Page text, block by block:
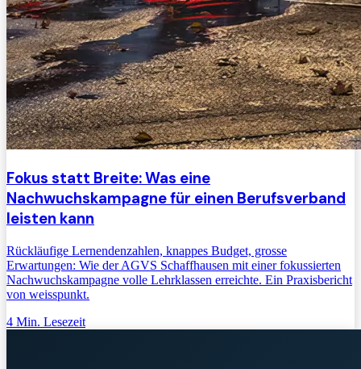
Fokus statt Breite: Was eine
Nachwuchskampagne für einen Berufsverband
leisten kann
Rückläufige Lernendenzahlen, knappes Budget, grosse
Erwartungen: Wie der AGVS Schaffhausen mit einer fokussierten
Nachwuchskampagne volle Lehrklassen erreichte. Ein Praxisbericht
von weisspunkt.
4 Min. Lesezeit